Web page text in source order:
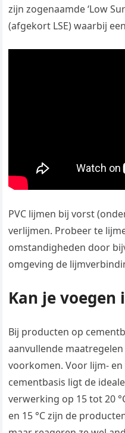
zijn zogenaamde ‘Low
(afgekort LSE) waarbij
PVC lijmen bij vorst
verlijmen. Probeer te
omstandigheden door
omgeving de
Kan je voegen
Bij producten op
aanvullende
voorkomen. Voor lijm-
cementbasis ligt de
verwerking op 15 tot 20
en 15 °C zijn de